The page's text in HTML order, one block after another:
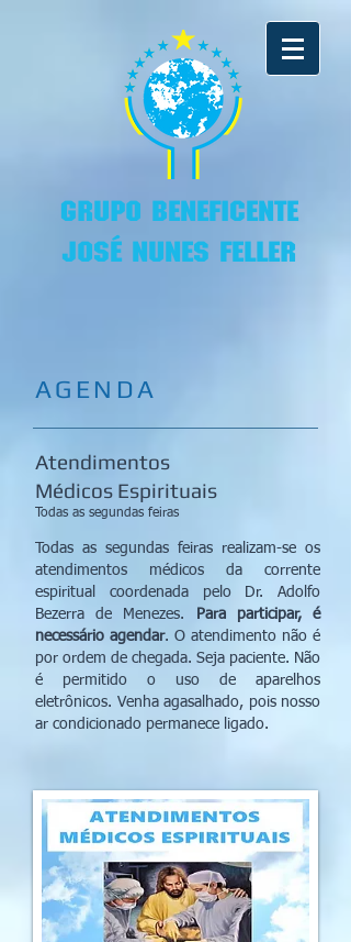
GRUPO BENEFICENTE
JOSÉ NUNES FELLER
AGENDA
Atendimentos
Médicos Espirituais
Todas as segundas feiras
Todas as segundas feiras realizam-se os
atendimentos médicos da corrente
espiritual coordenada pelo Dr. Adolfo
Bezerra de Menezes.
Para participar, é
necessário agendar. O atendimento não é
por ordem de chegada. Seja paciente. Não
é permitido o uso de aparelhos
eletrônicos. Venha agasalhado, pois nosso
ar condicionado permanece ligado.